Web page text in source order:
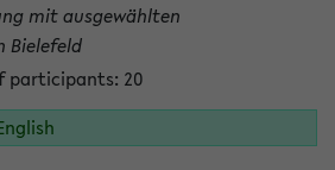
mit ausgewählten
Bielefeld
participants: 20